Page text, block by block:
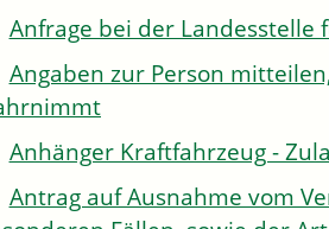
Anfrage bei der Landesstelle
Angaben zur Person
Anhänger Kraftfahrzeug -
Antrag auf Ausnahme vom